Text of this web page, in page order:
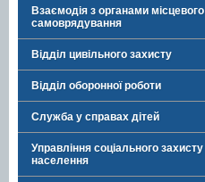
Взаємодія з органами місцевого
самоврядування
Відділ цивільного захисту
Відділ оборонної роботи
Служба у справах дітей
Управління соціального захисту
населення